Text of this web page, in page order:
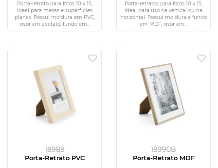
Porta-retrato para fotos 10 x 15,
ideal para mesas e superfícies
planas. Possui moldura em PVC,
visor em acetato, fundo em...
Porta-retratos para fotos 10 x 15,
ideal para uso na vertical ou na
horizontal. Possui moldura e fundo
em MDF, visor em...
18988
Porta-Retrato PVC
18990B
Porta-Retrato MDF